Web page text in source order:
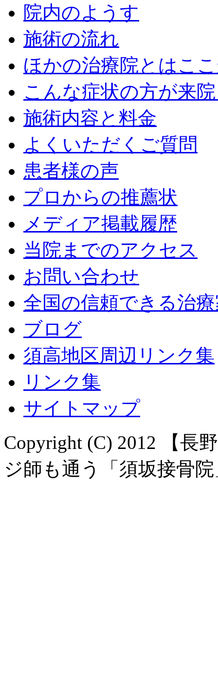
院内のようす
施術の流れ
ほかの治療院とはこ
こんな症状の方が来
施術内容と料金
よくいただくご質問
患者様の声
プロからの推薦状
メディア掲載履歴
当院までのアクセス
お問い合わせ
全国の信頼できる治
ブログ
須高地区周辺リンク集
リンク集
サイトマップ
Copyright (C) 2012 【長
ジ師も通う「須坂接骨院